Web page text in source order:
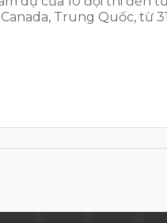
Trung Quốc, từ